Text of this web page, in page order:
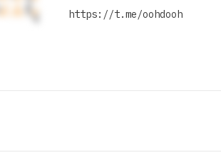
https://t.me/oohdooh